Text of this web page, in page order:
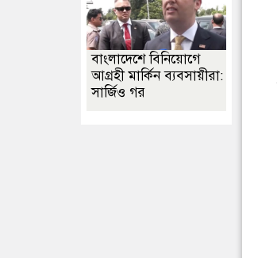
বাংলাদেশে বিনিয়োগে
আগ্রহী মার্কিন ব্যবসায়ীরা:
সার্জিও গর